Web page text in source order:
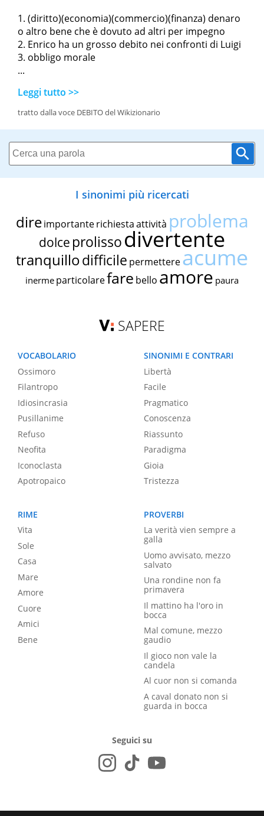
(diritto)(economia)(commercio)(finanza) denaro
o altro bene che è dovuto ad altri per impegno
Enrico ha un grosso debito nei confronti di Luigi
obbligo morale
...
Leggi tutto >>
tratto dalla voce DEBITO del Wikizionario
I sinonimi più ricercati
dire importante richiestaattività problema
dolce prolissodivertente
tranquillodifficile permettereacume
inerme particolarefare bello amore paura
SAPERE
VOCABOLARIO
Ossimoro
Filantropo
Idiosincrasia
Pusillanime
Refuso
Neofita
Iconoclasta
Apotropaico
SINONIMI E CONTRARI
Libertà
Facile
Pragmatico
Conoscenza
Riassunto
Paradigma
Gioia
Tristezza
RIME
Vita
Sole
Casa
Mare
Amore
Cuore
Amici
Bene
PROVERBI
La verità vien sempre a
galla
Uomo avvisato, mezzo
salvato
Una rondine non fa
primavera
Il mattino ha l'oro in
bocca
Mal comune, mezzo
gaudio
Il gioco non vale la
candela
Al cuor non si comanda
A caval donato non si
guarda in bocca
Seguici su